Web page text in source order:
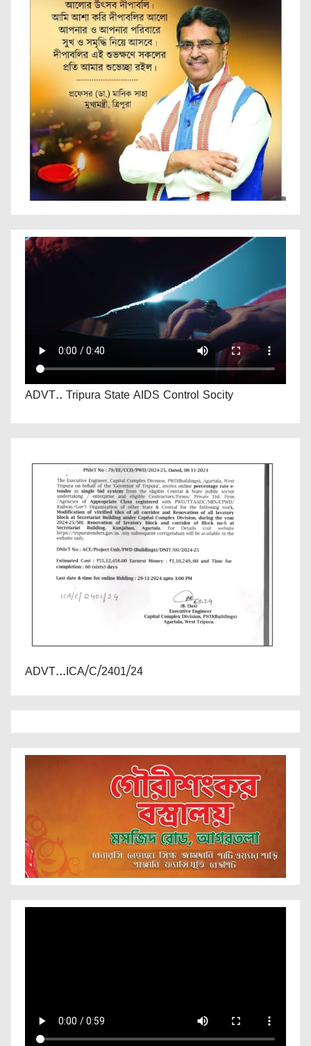
ADVT.. Tripura State AIDS Control Socity
ADVT...ICA/C/2401/24